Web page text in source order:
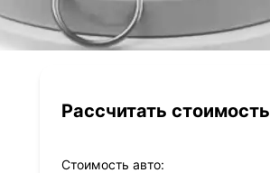
Рассчитать стоимость
Стоимость авто: